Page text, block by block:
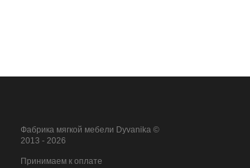
Фабрика мягкой мебели Dyvanika ©
2013 - 2026
Принимаем к оплате